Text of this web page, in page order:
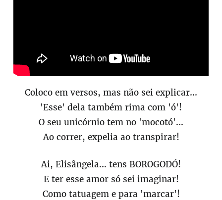
Coloco em versos, mas não sei explicar...
'Esse' dela também rima com 'ó'!
O seu unicórnio tem no 'mocotó'...
Ao correr, expelia ao transpirar!
Ai, Elisângela... tens BOROGODÓ!
E ter esse amor só sei imaginar!
Como tatuagem e para 'marcar'!